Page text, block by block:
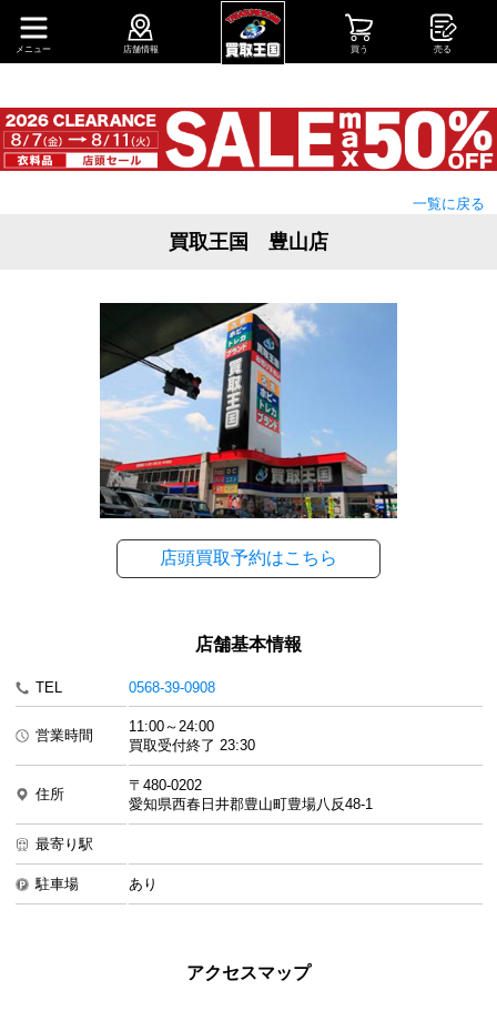
店舗情報 買う 売る
メニュー
一覧に戻る
買取王国 豊山店
店頭買取予約はこちら
店舗基本情報
TEL 0568-39-0908
営業時間
11:00～24:00
買取受付終了 23:30
住所
〒480-0202
愛知県西春日井郡豊山町豊場八反48-1
最寄り駅
駐車場 あり
アクセスマップ